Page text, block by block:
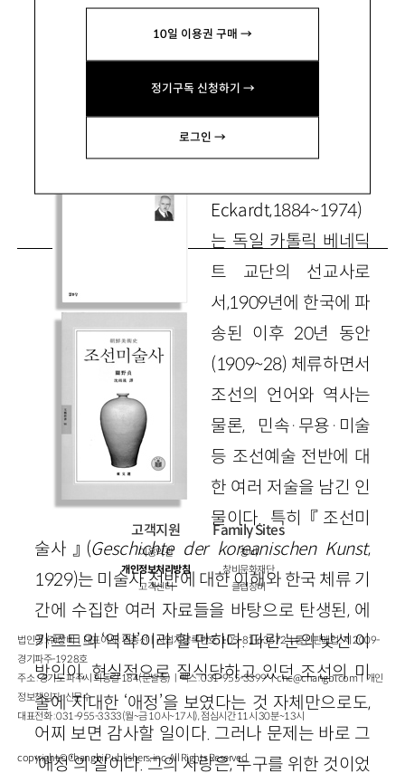
10일 이용권 구매 →
정기구독 신청하기 →
로그인 →
서울대·한국외대 강사
colorcloud@naver.com
Eckardt,1884~1974)
는 독일 카톨릭 베네딕
트 교단의 선교사로
서,1909년에 한국에 파
송된 이후 20년 동안
(1909~28) 체류하면서
조선의 언어와 역사는
물론, 민속·무용·미술
등 조선예술 전반에 대
한 여러 저술을 남긴 인
물이다. 특히 『조선미
술사』(Geschichte der koreanischen Kunst,
1929)는 미술사 전반에 대한 이해와 한국 체류 기
간에 수집한 여러 자료들을 바탕으로 탄생된, 에
카르트의 ‘역작’이라 할 만하다. 파란 눈의 낯선 이
방인이, 현실적으로 질식당하고 있던 조선의 미
술에 지대한 ‘애정’을 보였다는 것 자체만으로도,
어찌 보면 감사할 일이다. 그러나 문제는 바로 그
‘애정’의 질이다. 그의 사랑은, 누구를 위한 것이었
고객지원
이용약관
개인정보처리방침
고객센터
Family Sites
창비
창비문화재단
클럽창비
법인명 : ㈜창비ㅣ대표이사 : 염종선ㅣ사업자등록번호 : 105-81-63672ㅣ통신판매업 : 제 2009-
경기파주-1928호
주소 : 경기도 파주시 회동길 184(문발동)ㅣ팩스 : 031-955-3399 ㅣcnc@changbi.comㅣ개인
정보책임자 : 신문수
대표전화 : 031-955-3333(월~금 10시~17시), 점심시간 11시 30분~13시
copyright © Changbi Publishers, inc. All Rights Reserved.